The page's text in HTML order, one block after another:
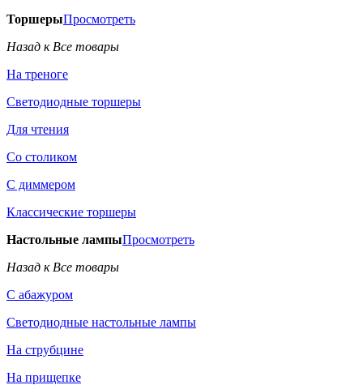
ТоршерыПросмотреть
Назад к Все товары
На треноге
Светодиодные торшеры
Для чтения
Со столиком
С диммером
Классические торшеры
Настольные лампыПросмотреть
Назад к Все товары
С абажуром
Светодиодные настольные лампы
На струбцине
На прищепке